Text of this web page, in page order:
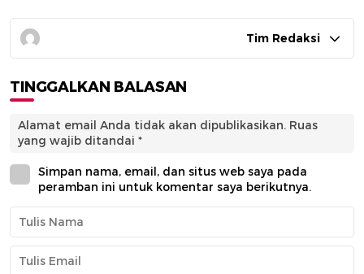
Tim Redaksi
TINGGALKAN BALASAN
Alamat email Anda tidak akan dipublikasikan. Ruas
yang wajib ditandai *
Simpan nama, email, dan situs web saya pada
peramban ini untuk komentar saya berikutnya.